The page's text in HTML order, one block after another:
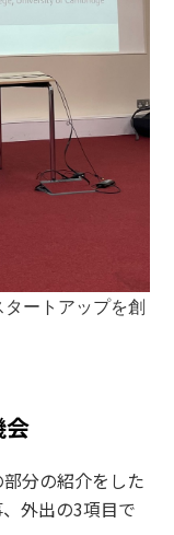
ートアップを創
会
分の紹介をした
外出の3項目で